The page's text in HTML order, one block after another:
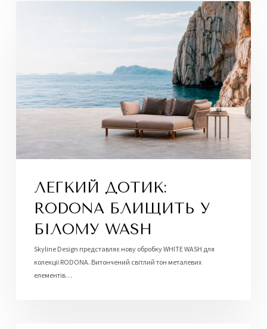
ЛЕГКИЙ ДОТИК:
RODONA БЛИЩИТЬ У
БІЛОМУ WASH
Skyline Design представляє нову обробку WHITE WASH для
колекції RODONA. Витончений світлий тон металевих
елементів…